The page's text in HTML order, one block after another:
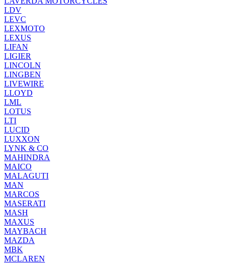
LDV
LEVC
LEXMOTO
LEXUS
LIFAN
LIGIER
LINCOLN
LINGBEN
LIVEWIRE
LLOYD
LML
LOTUS
LTI
LUCID
LUXXON
LYNK & CO
MAHINDRA
MAICO
MALAGUTI
MAN
MARCOS
MASERATI
MASH
MAXUS
MAYBACH
MAZDA
MBK
MCLAREN